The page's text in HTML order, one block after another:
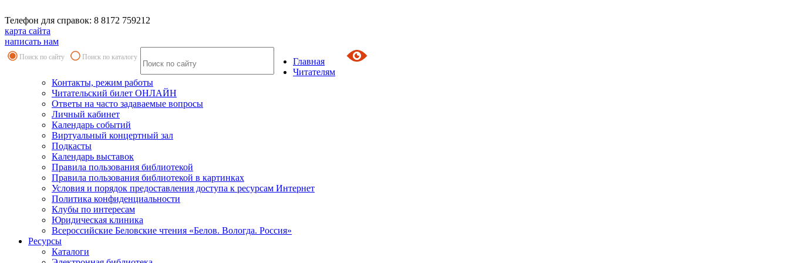
Телефон для справок: 8 8172 759212
карта сайта
написать нам
Поиск по сайту Поиск по каталогу
Главная
Читателям
Контакты, режим работы
Читательский билет ОНЛАЙН
Ответы на часто задаваемые вопросы
Личный кабинет
Календарь событий
Виртуальный концертный зал
Подкасты
Календарь выставок
Правила пользования библиотекой
Правила пользования библиотекой в картинках
Условия и порядок предоставления доступа к ресурсам Интернет
Политика конфиденциальности
Клубы по интересам
Юридическая клиника
Всероссийские Беловские чтения «Белов. Вологда. Россия»
Ресурсы
Каталоги